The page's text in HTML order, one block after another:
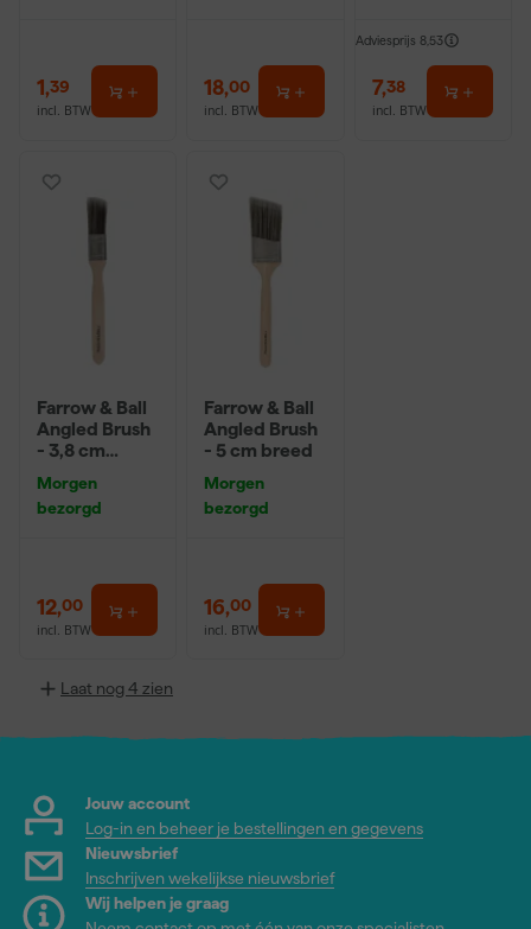
1,39
incl. BTW
18,00
incl. BTW
Adviesprijs 8,53
7,38
incl. BTW
Farrow & Ball
Angled Brush
- 3,8 cm
Morgen
bezorgd
12,00
incl. BTW
Farrow & Ball
Angled Brush
- 5 cm breed
Morgen
bezorgd
16,00
incl. BTW
Laat nog 4 zien
Jouw account
Log-in en beheer je bestellingen en gegevens
Nieuwsbrief
Inschrijven wekelijkse nieuwsbrief
Wij helpen je graag